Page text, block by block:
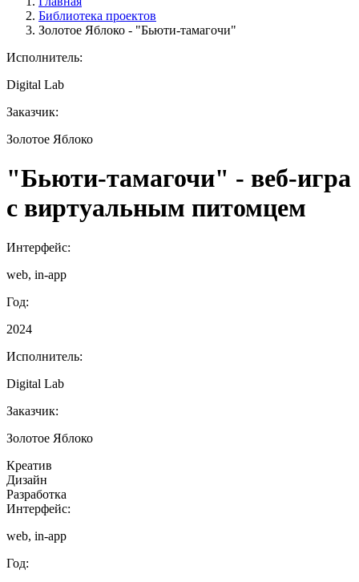
Библиотека проектов
Золотое Яблоко - "Бьюти‑тамагочи"
Исполнитель:
Digital Lab
Заказчик:
Золотое Яблоко
"Бьюти‑тамагочи" - веб‑игра
с виртуальным питомцем
Интерфейс:
web, in-app
Год:
2024
Исполнитель:
Digital Lab
Заказчик:
Золотое Яблоко
Креатив
Дизайн
Разработка
Интерфейс:
web, in-app
Год: